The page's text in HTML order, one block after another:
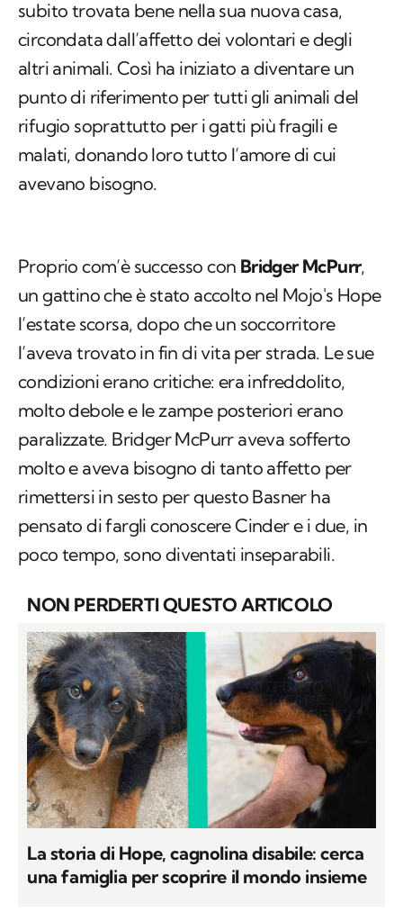
subito trovata bene nella sua nuova casa,
circondata dall’affetto dei volontari e degli
altri animali. Così ha iniziato a diventare un
punto di riferimento per tutti gli animali del
rifugio soprattutto per i gatti più fragili e
malati, donando loro tutto l’amore di cui
avevano bisogno.
Proprio com’è successo con Bridger McPurr,
un gattino che è stato accolto nel Mojo's Hope
l’estate scorsa, dopo che un soccorritore
l’aveva trovato in fin di vita per strada. Le sue
condizioni erano critiche: era infreddolito,
molto debole e le zampe posteriori erano
paralizzate. Bridger McPurr aveva sofferto
molto e aveva bisogno di tanto affetto per
rimettersi in sesto per questo Basner ha
pensato di fargli conoscere Cinder e i due, in
poco tempo, sono diventati inseparabili.
NON PERDERTI QUESTO ARTICOLO
La storia di Hope, cagnolina disabile: cerca
una famiglia per scoprire il mondo insieme